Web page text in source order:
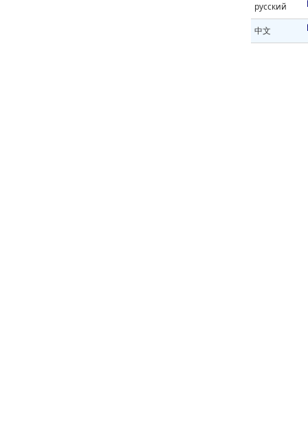
русский
中文